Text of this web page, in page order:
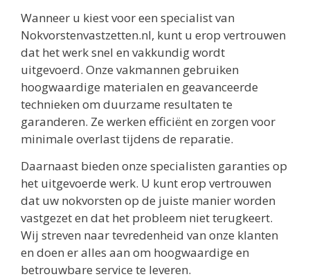
Wanneer u kiest voor een specialist van
Nokvorstenvastzetten.nl, kunt u erop vertrouwen
dat het werk snel en vakkundig wordt
uitgevoerd. Onze vakmannen gebruiken
hoogwaardige materialen en geavanceerde
technieken om duurzame resultaten te
garanderen. Ze werken efficiënt en zorgen voor
minimale overlast tijdens de reparatie.
Daarnaast bieden onze specialisten garanties op
het uitgevoerde werk. U kunt erop vertrouwen
dat uw nokvorsten op de juiste manier worden
vastgezet en dat het probleem niet terugkeert.
Wij streven naar tevredenheid van onze klanten
en doen er alles aan om hoogwaardige en
betrouwbare service te leveren.